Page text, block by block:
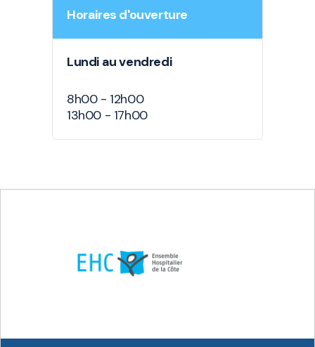
Horaires d'ouverture
Lundi au vendredi
8h00 - 12h00
13h00 - 17h00